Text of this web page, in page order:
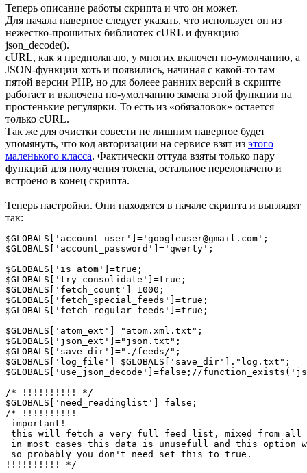
Теперь описание работы скрипта и что он может.
Для начала наверное следует указать, что использует он из
нежестко-прошитых библиотек cURL и функцию
json_decode().
cURL, как я предполагаю, у многих включен по-умолчанию, а
JSON-функции хоть и появились, начиная с какой-то там
пятой версии PHP, но для болеее ранних версий в скрипте
работает и включена по-умолчанию замена этой функции на
простенькие регулярки. То есть из «обязаловок» остается
только cURL.
Так же для очистки совести не лишним наверное будет
упомянуть, что код авторизации на сервисе взят из этого
маленького класса. Фактически оттуда взяты только пару
функций для получения токена, остальное перелопачено и
встроено в конец скрипта.
Теперь настройки. Они находятся в начале скрипта и выглядят
так:
$GLOBALS['account_user']='googleuser@gmail.com';
$GLOBALS['account_password']='qwerty';
$GLOBALS['is_atom']=true;
$GLOBALS['try_consolidate']=true;
$GLOBALS['fetch_count']=1000;
$GLOBALS['fetch_special_feeds']=true;
$GLOBALS['fetch_regular_feeds']=true;
$GLOBALS['atom_ext']="atom.xml.txt";
$GLOBALS['json_ext']="json.txt";
$GLOBALS['save_dir']="./feeds/";
$GLOBALS['log_file']=$GLOBALS['save_dir']."log.txt";
$GLOBALS['use_json_decode']=false;//
/* !!!!!!!!!! */
$GLOBALS['need_readinglist']=false;
/* !!!!!!!!!!
important!
this will fetch a very full feed list, mixed from all
in most cases this data is unusefull and this option
so probably you don't need set this to true.
!!!!!!!!!! */